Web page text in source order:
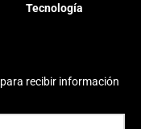
Tecnología
recibir información